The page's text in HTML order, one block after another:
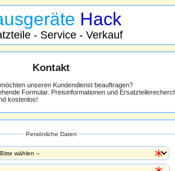
Hack
- Service - Verkauf
Kontakt
unseren Kundendienst beauftragen?
Formular. Preisinformationen und
kostenlos!
Persönliche Daten